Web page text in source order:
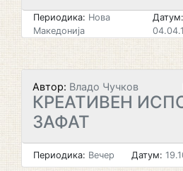
Периодика: Нова
Македонија
Датум:
Автор: Владо Чучков
КРЕАТИВЕН
ЗАФАТ
Периодика: Вечер Датум: